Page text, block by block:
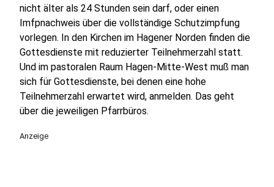
nicht älter als 24 Stunden sein darf, oder einen
Imfpnachweis über die vollständige Schutzimpfung
vorlegen. In den Kirchen im Hagener Norden finden die
Gottesdienste mit reduzierter Teilnehmerzahl statt.
Und im pastoralen Raum Hagen-Mitte-West muß man
sich für Gottesdienste, bei denen eine hohe
Teilnehmerzahl erwartet wird, anmelden. Das geht
über die jeweiligen Pfarrbüros.
Anzeige